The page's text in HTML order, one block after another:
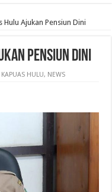
Hulu Ajukan Pensiun Dini
Pensiun Dini
KAPUAS HULU, NEWS